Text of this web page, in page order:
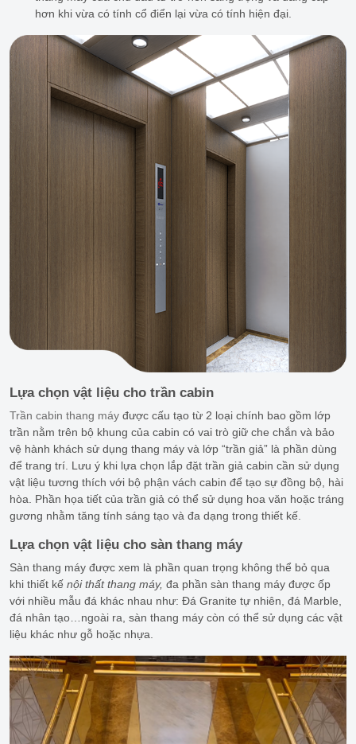
hơn khi vừa có tính cổ điển lại vừa có tính hiện đại.
Lựa chọn vật liệu cho trần cabin
Trần cabin thang máy được cấu tạo từ 2 loại chính bao gồm lớp
trần nằm trên bộ khung của cabin có vai trò giữ che chắn và bảo
vệ hành khách sử dụng thang máy và lớp “trần giả” là phần dùng
để trang trí. Lưu ý khi lựa chọn lắp đặt trần giả cabin cần sử dụng
vật liệu tương thích với bộ phận vách cabin để tạo sự đồng bộ, hài
hòa. Phần họa tiết của trần giả có thể sử dụng hoa văn hoặc tráng
gương nhằm tăng tính sáng tạo và đa dạng trong thiết kế.
Lựa chọn vật liệu cho sàn thang máy
Sàn thang máy được xem là phần quan trọng không thể bỏ qua
khi thiết kế nội thất thang máy, đa phần sàn thang máy được ốp
với nhiều mẫu đá khác nhau như: Đá Granite tự nhiên, đá Marble,
đá nhân tạo…ngoài ra, sàn thang máy còn có thể sử dụng các vật
liệu khác như gỗ hoặc nhựa.